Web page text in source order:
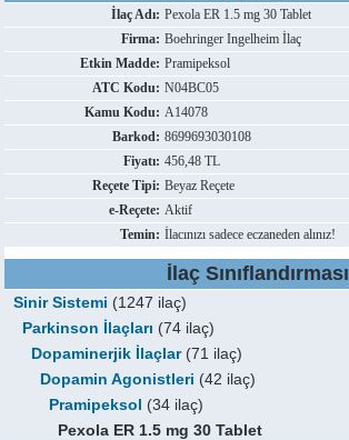
İlaç Adı: Pexola ER 1.5 mg 30 Tablet
Firma: Boehringer Ingelheim İlaç
Etkin Madde: Pramipeksol
ATC Kodu: N04BC05
Kamu Kodu: A14078
Barkod: 8699693030108
Fiyatı: 456,48 TL
Reçete Tipi: Beyaz Reçete
e-Reçete: Aktif
Temin: İlacınızı sadece eczaneden alınız!
İlaç Sınıflandırması
Sinir Sistemi (1247 ilaç)
Parkinson İlaçları (74 ilaç)
Dopaminerjik İlaçlar(71 ilaç)
Dopamin Agonistleri (42 ilaç)
Pramipeksol
(34 ilaç)
Pexola ER 1.5 mg 30 Tablet